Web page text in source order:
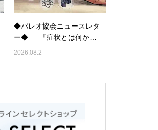
◆パレオ協会ニュースレタ
ー◆ 『症状とは何か…
2026.08.2